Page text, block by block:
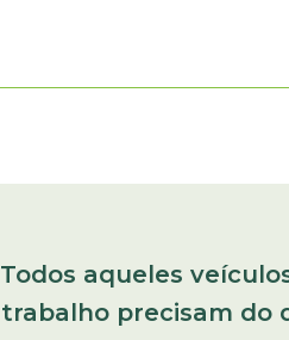
Todos aqueles
trabalho precisam do